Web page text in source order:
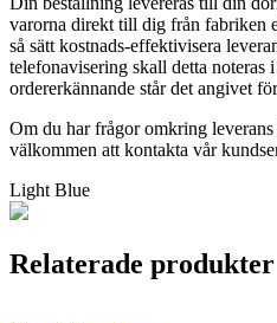
varorna direkt till dig från fabriken
så sätt kostnads-effektivisera
telefonavisering skall detta noteras
ordererkännande står det angivet
Om du har frågor omkring
välkommen att kontakta vår
Light Blue
Relaterade produkter